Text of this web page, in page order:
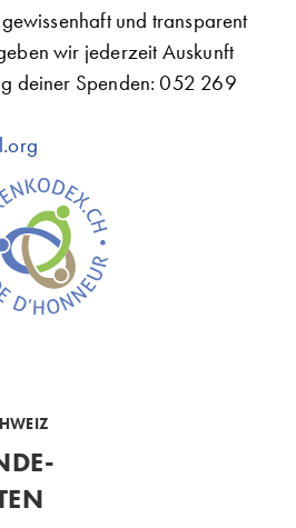
und transparent
wir jederzeit Auskunft
deiner Spenden: 052 269